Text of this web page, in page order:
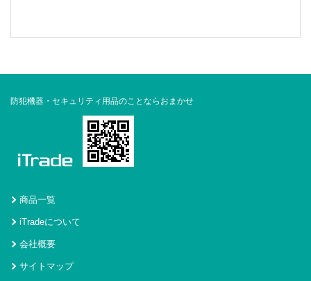
防犯機器・セキュリティ用品のことならおまかせ
商品一覧
iTradeについて
会社概要
サイトマップ